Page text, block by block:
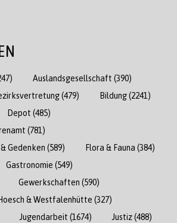
Auslandsgesellschaft (390)
(479) Bildung(2241)
Depot (485)
(781)
Gedenken (589) Flora & Fauna (384)
Gastronomie (549)
Gewerkschaften (590)
& Westfalenhütte (327)
Jugendarbeit (1674) Justiz(488)